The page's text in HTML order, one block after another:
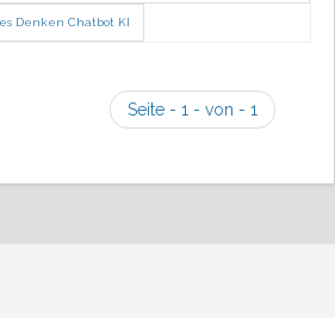
Denken Chatbot KI
Seite - 1 - von - 1